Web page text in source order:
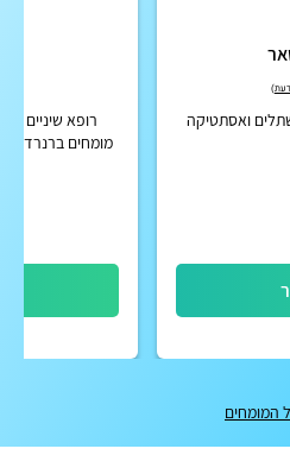
)
ואסתטיקה
רופא שיניים -
מומחים ברנרד
המומחים